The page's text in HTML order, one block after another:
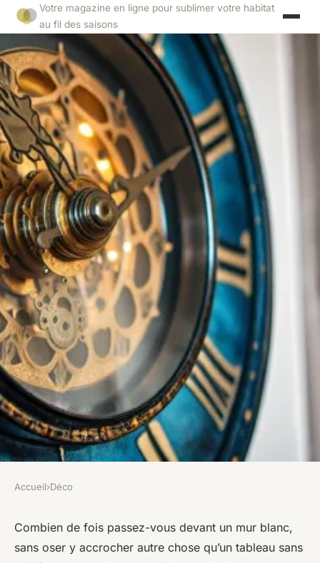
Votre magazine en ligne pour sublimer votre habitat
au fil des saisons
Top 10 horloges murales
tendance pour embellir votre
Accueil›Déco
Combien de fois passez-vous devant un mur blanc,
sans oser y accrocher autre chose qu’un tableau sans